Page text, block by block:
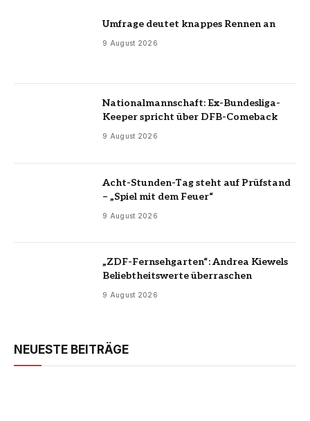
Umfrage deutet knappes Rennen an
9 August 2026
Nationalmannschaft: Ex-Bundesliga-
Keeper spricht über DFB-Comeback
9 August 2026
Acht-Stunden-Tag steht auf Prüfstand
– „Spiel mit dem Feuer“
9 August 2026
„ZDF-Fernsehgarten“: Andrea Kiewels
Beliebtheitswerte überraschen
9 August 2026
NEUESTE BEITRÄGE